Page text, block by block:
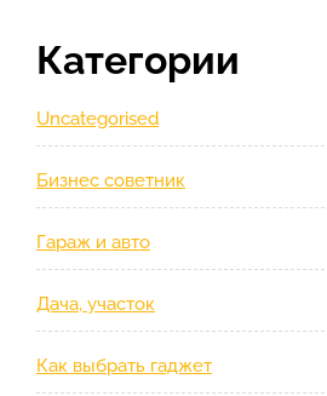
Категории
Uncategorised
Бизнес советник
Гараж и авто
Дача, участок
Как выбрать гаджет